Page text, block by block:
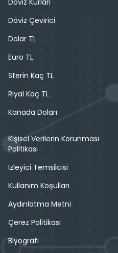
Döviz Kurları
Döviz Çevirici
Dolar TL
Euro TL
Sterin Kaç TL
Riyal Kaç TL
Kanada Doları
Kişisel Verilerin Korunması
Politikası
İzleyici Temsilcisi
Kullanım Koşulları
Aydınlatma Metni
Çerez Politikası
Biyografi